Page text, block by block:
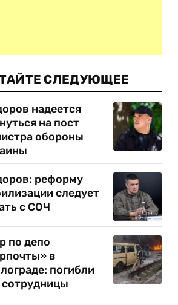
СЛЕДУЮЩЕЕ
надеется
на пост
обороны
реформу
следует
с СОЧ
по депо
в
погибли
сотрудницы